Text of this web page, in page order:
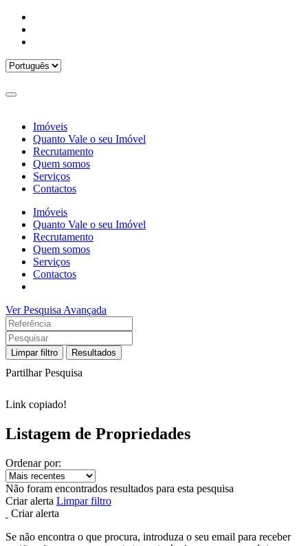
Imóveis
Quanto Vale o seu Imóvel
Recrutamento
Quem somos
Serviços
Contactos
Imóveis
Quanto Vale o seu Imóvel
Recrutamento
Quem somos
Serviços
Contactos
Ver Pesquisa Avançada
Limpar filtro Resultados
Partilhar Pesquisa
Link copiado!
Listagem de Propriedades
Ordenar por:
Não foram encontrados resultados para esta pesquisa
Criar alerta Limpar filtro
Criar alerta
Se não encontra o que procura, introduza o seu email para receber